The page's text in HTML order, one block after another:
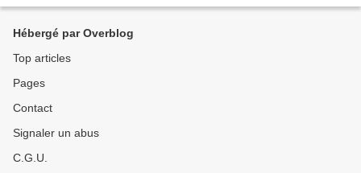
Hébergé par Overblog
Top articles
Pages
Contact
Signaler un abus
C.G.U.